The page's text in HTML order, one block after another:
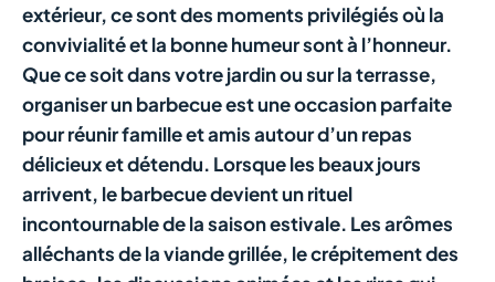
extérieur, ce sont des moments privilégiés où la
convivialité et la bonne humeur sont à l’honneur.
Que ce soit dans votre jardin ou sur la terrasse,
organiser un barbecue est une occasion parfaite
pour réunir famille et amis autour d’un repas
délicieux et détendu. Lorsque les beaux jours
arrivent, le barbecue devient un rituel
incontournable de la saison estivale. Les arômes
alléchants de la viande grillée, le crépitement des